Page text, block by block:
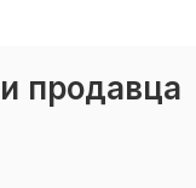
продавца